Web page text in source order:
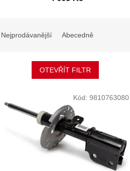
Nejprodávanější Abecedně
OTEVŘÍT FILTR
Kód: 9810763080